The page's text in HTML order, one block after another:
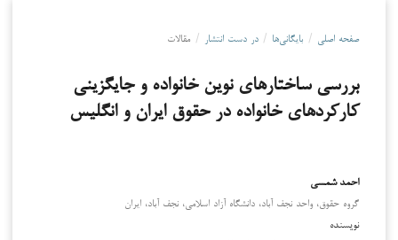
صفحه اصلی / بایگانی‌ها / در دست انتشار / مقالات
بررسی ساختارهای نوین خانواده و جایگزینی
کارکردهای خانواده در حقوق ایران و انگلیس
احمد شمسی
گروه حقوق، واحد نجف آباد، دانشگاه آزاد اسلامی، نجف آباد، ایران
نویسنده